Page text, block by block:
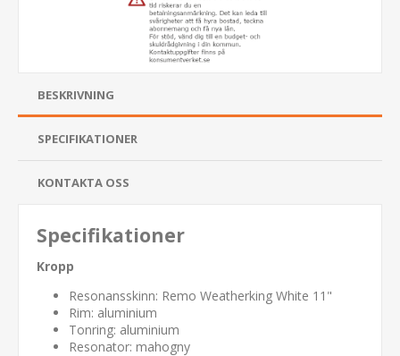
BESKRIVNING
SPECIFIKATIONER
KONTAKTA OSS
Specifikationer
Kropp
Resonansskinn: Remo Weatherking White 11"
Rim: aluminium
Tonring: aluminium
Resonator: mahogny